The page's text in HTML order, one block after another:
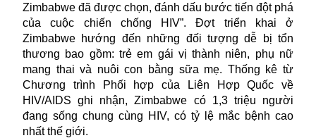
Zimbabwe đã được chọn, đánh dấu bước tiến đột phá
của cuộc chiến chống HIV”. Đợt triển khai ở
Zimbabwe hướng đến những đối tượng dễ bị tổn
thương bao gồm: trẻ em gái vị thành niên, phụ nữ
mang thai và nuôi con bằng sữa mẹ. Thống kê từ
Chương trình Phối hợp của Liên Hợp Quốc về
HIV/AIDS ghi nhận, Zimbabwe có 1,3 triệu người
đang sống chung cùng HIV, có tỷ lệ mắc bệnh cao
nhất thế giới.